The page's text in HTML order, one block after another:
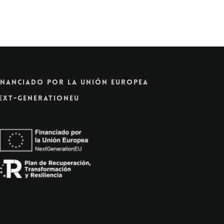
Por La Unión Europea
GenerationEU